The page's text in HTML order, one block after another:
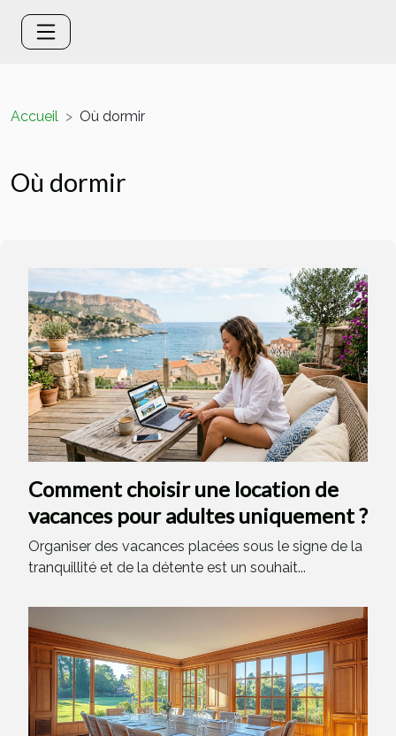
Accueil Où dormir
Où dormir
Comment choisir une location de
vacances pour adultes uniquement ?
Organiser des vacances placées sous le signe de la
tranquillité et de la détente est un souhait...